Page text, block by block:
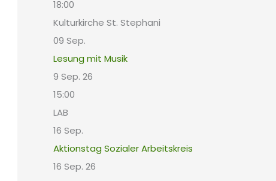
18:00
Kulturkirche St. Stephani
09 Sep.
Lesung mit Musik
9 Sep. 26
15:00
LAB
16 Sep.
Aktionstag Sozialer Arbeitskreis
16 Sep. 26